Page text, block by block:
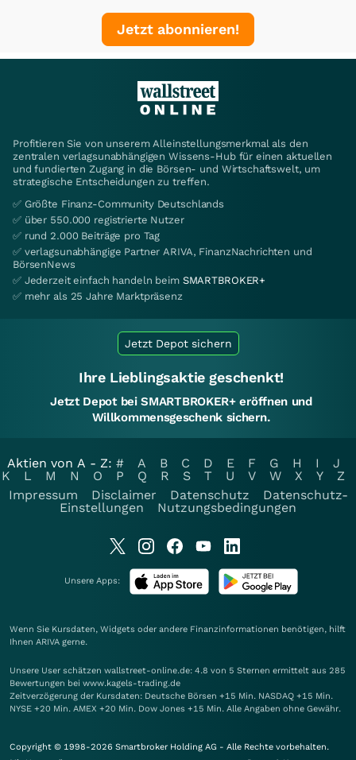
Jetzt abonnieren!
Profitieren Sie von unserem Alleinstellungsmerkmal als den
zentralen verlagsunabhängigen Wissens-Hub für einen aktuellen
und fundierten Zugang in die Börsen- und Wirtschaftswelt, um
strategische Entscheidungen zu treffen.
✅ Größte Finanz-Community Deutschlands
✅ über 550.000 registrierte Nutzer
✅ rund 2.000 Beiträge pro Tag
✅ verlagsunabhängige Partner ARIVA, FinanzNachrichten und
BörsenNews
✅ Jederzeit einfach handeln beim SMARTBROKER+
✅ mehr als 25 Jahre Marktpräsenz
Jetzt Depot sichern
Ihre Lieblingsaktie geschenkt!
Jetzt Depot bei SMARTBROKER+ eröffnen und
Willkommensgeschenk sichern.
Aktien von A - Z: # A B C D E F G H I
J
K
L M N O P Q R S T U V W X Y
Z
Impressum
Disclaimer Datenschutz
Datenschutz-
Einstellungen
Nutzungsbedingungen
Unsere Apps:
Wenn Sie Kursdaten, Widgets oder andere Finanzinformationen benötigen, hilft
Ihnen ARIVA gerne.
Unsere User schätzen wallstreet-online.de: 4.8 von 5 Sternen ermittelt aus 285
Bewertungen bei www.kagels-trading.de
Zeitverzögerung der Kursdaten: Deutsche Börsen +15 Min. NASDAQ +15 Min.
NYSE +20 Min. AMEX +20 Min. Dow Jones +15 Min. Alle Angaben ohne Gewähr.
Copyright © 1998-2026 Smartbroker Holding AG - Alle Rechte vorbehalten.